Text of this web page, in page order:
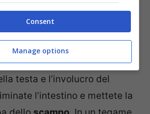
di scampi (Fonte: Video Screenshot)
il
risotto alla crema di
con pulire gliscampi
testa e l’involucro del
l’intestino e mettete la
Consent
Manage options